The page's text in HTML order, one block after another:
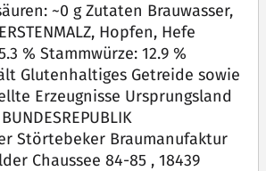
~0 g Zutaten Brauwasser,
Hopfen, Hefe
% Stammwürze: 12.9 %
Glutenhaltiges Getreide sowie
Erzeugnisse Ursprungsland
Störtebeker Braumanufaktur
Chaussee 84-85 , 18439